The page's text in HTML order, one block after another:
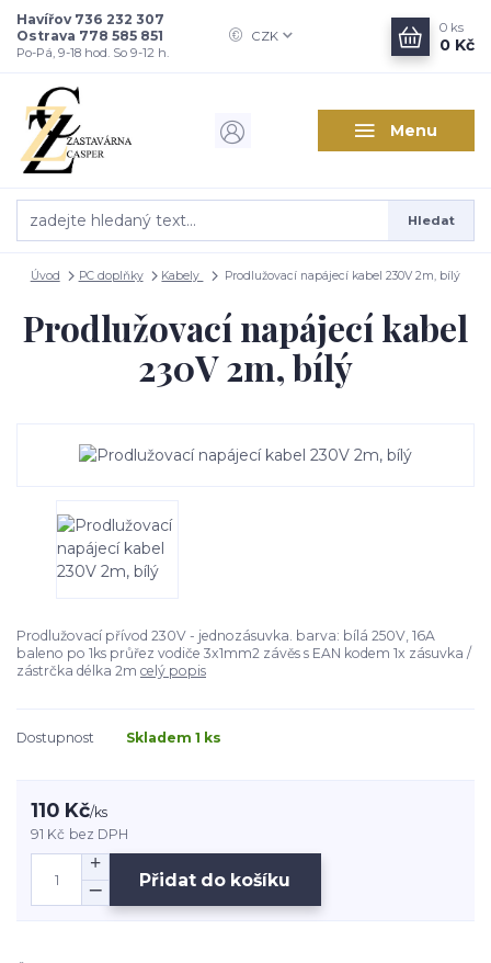
Menu
CZK
Hledat
Havířov 736 232 307
Ostrava 778 585 851
Po-Pá, 9-18 hod. So 9-12 h.
0 ks
0 Kč
Úvod PC doplňky Kabely Prodlužovací napájecí kabel 230V 2m, bílý
Prodlužovací napájecí kabel
230V 2m, bílý
Prodlužovací přívod 230V - jednozásuvka. barva: bílá 250V, 16A
baleno po 1ks průřez vodiče 3x1mm2 závěs s EAN kodem 1x zásuvka /
zástrčka délka 2m celý popis
Dostupnost Skladem 1 ks
110 Kč/ks
91 Kč bez DPH
Přidat do košíku